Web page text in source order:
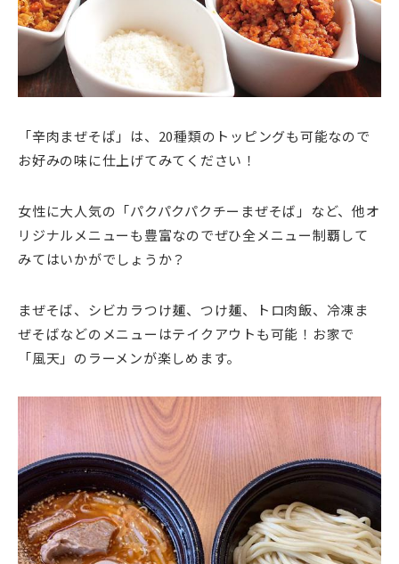
「辛肉まぜそば」は、20種類のトッピングも可能なので
お好みの味に仕上げてみてください！
女性に大人気の「パクパクパクチーまぜそば」など、他オ
リジナルメニューも豊富なのでぜひ全メニュー制覇して
みてはいかがでしょうか？
まぜそば、シビカラつけ麺、つけ麺、トロ肉飯、冷凍ま
ぜそばなどのメニューはテイクアウトも可能！お家で
「風天」のラーメンが楽しめます。